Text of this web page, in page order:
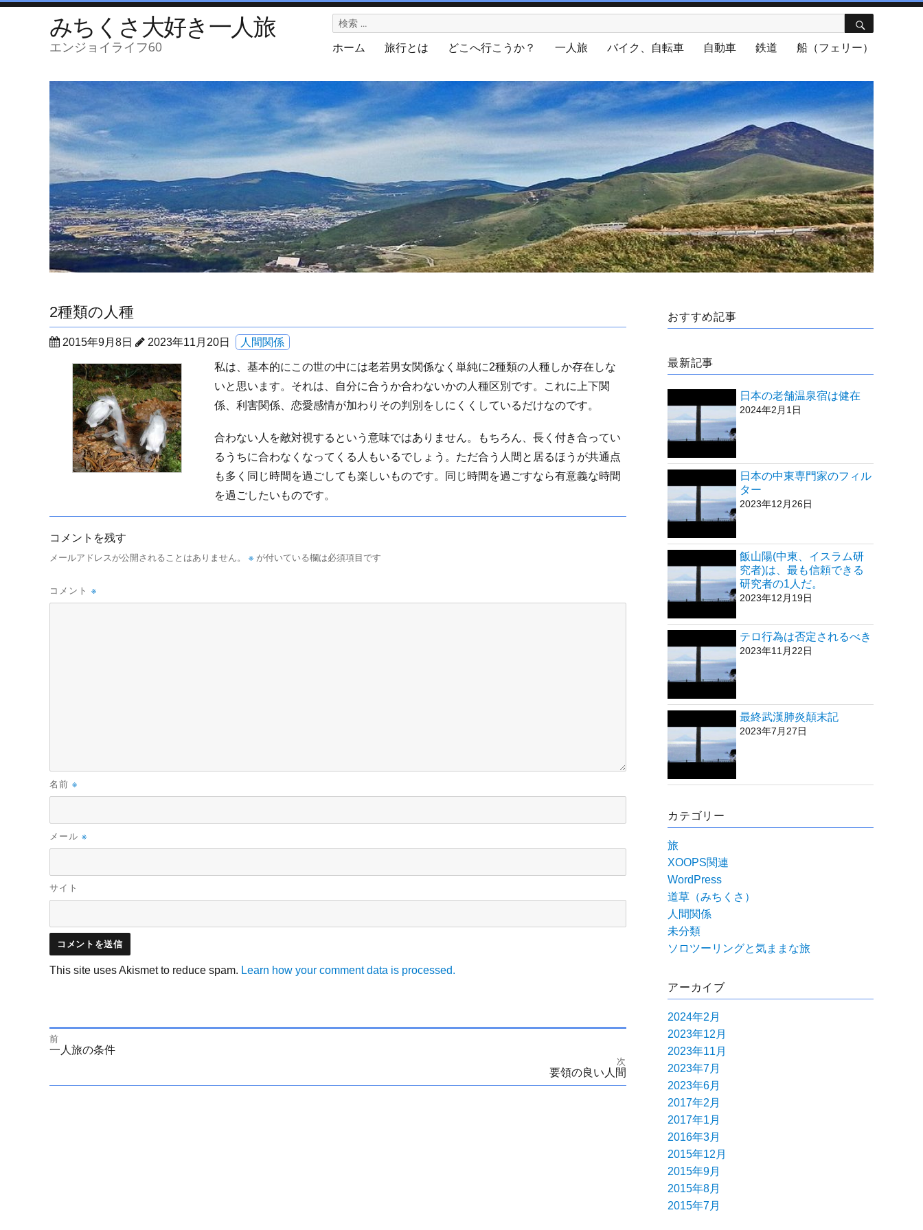
みちくさ大好き一人旅
エンジョイライフ60
検
索:
検
索
ホーム
旅行とは どこへ行こうか？ 一人旅 バイク、自転車 自動車 鉄道 船（フェリー）
2種類の人種
投 2015年9月8日 2023年11月20日
カ
ゴ
リ
人間関係
私は、基本的にこの世の中には老若男女関係なく単純に2種類の人種しか存在しな
いと思います。それは、自分に合うか合わないかの人種区別です。これに上下関
係、利害関係、恋愛感情が加わりその判別をしにくくしているだけなのです。
合わない人を敵対視するという意味ではありません。もちろん、長く付き合ってい
るうちに合わなくなってくる人もいるでしょう。ただ合う人間と居るほうが共通点
も多く同じ時間を過ごしても楽しいものです。同じ時間を過ごすなら有意義な時間
を過ごしたいものです。
コメントを残す
メールアドレスが公開されることはありません。 ※ が付いている欄は必須項目です
コメント ※
名前 ※
メール ※
サイト
This site uses Akismet to reduce spam. Learn how your comment data is processed.
投
前
前
一人旅の条件
次
要領の良い人間
おすすめ記事
最新記事
日本の老舗温泉宿は健在
2024年2月1日
日本の中東専門家のフィル
ター
2023年12月26日
飯山陽(中東、イスラム研
究者)は、最も信頼できる
研究者の1人だ。
2023年12月19日
テロ行為は否定されるべき
2023年11月22日
最終武漢肺炎顛末記
2023年7月27日
カテゴリー
旅
XOOPS関連
WordPress
道草（みちくさ）
人間関係
未分類
ソロツーリングと気ままな旅
アーカイブ
2024年2月
2023年12月
2023年11月
2023年7月
2023年6月
2017年2月
2017年1月
2016年3月
2015年12月
2015年9月
2015年8月
2015年7月